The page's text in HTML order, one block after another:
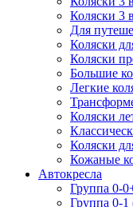
Коляски 3
Для
Коляски
Коляски
Большие
Легкие
Коляски
Коляски
Кожаные
Автокресла
Группа 0-
Группа 0-1